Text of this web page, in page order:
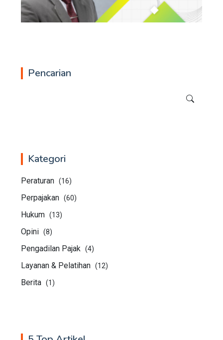
Pencarian
Kategori
Peraturan (16)
Perpajakan (60)
Hukum (13)
Opini (8)
Pengadilan Pajak (4)
Layanan & Pelatihan (12)
Berita (1)